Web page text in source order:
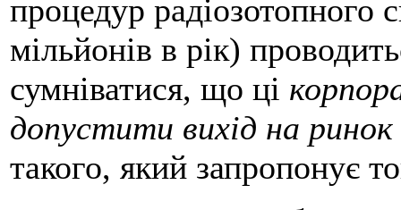
процедур радіозотопного
мільйонів в рік)
сумніватися, що ці
допустити вихід на ринок
такого, який запропонує